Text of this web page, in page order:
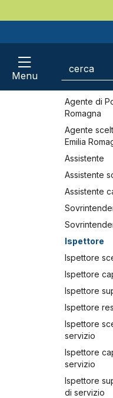
Menu
Locale
Patch e
Gradi
Romagna
Agente di
Romagna
Agente
Emilia
Assistente
Assistente
Assistente
Ispettore
Ispettore
Ispettore
Ispettore
Ispettore
Ispettore
servizio
Ispettore
servizio
Ispettore
di servizio